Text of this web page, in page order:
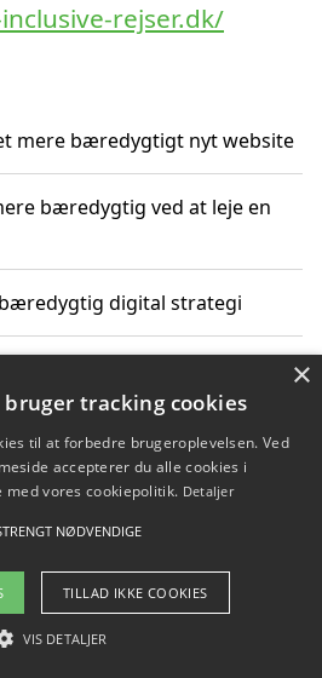
rejser.dk/
mere bæredygtigt nyt website
bæredygtig ved at leje en
digital strategi
hjemmeside uden binding
2026 - Pilanto Aps
Blog Betingelser
×
tracking cookies
til at forbedre brugeroplevelsen. Ved
accepterer du alle cookies i
med vores cookiepolitik. Detaljer
NØDVENDIGE
TILLAD IKKE COOKIES
VIS DETALJER